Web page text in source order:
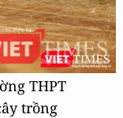
THPT
trồng